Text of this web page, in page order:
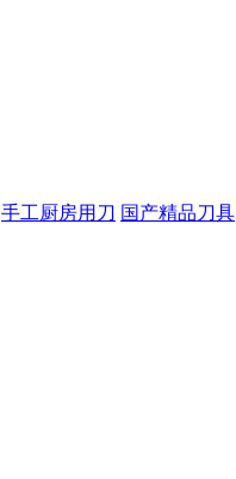
手工厨房用刀 国产精品刀具